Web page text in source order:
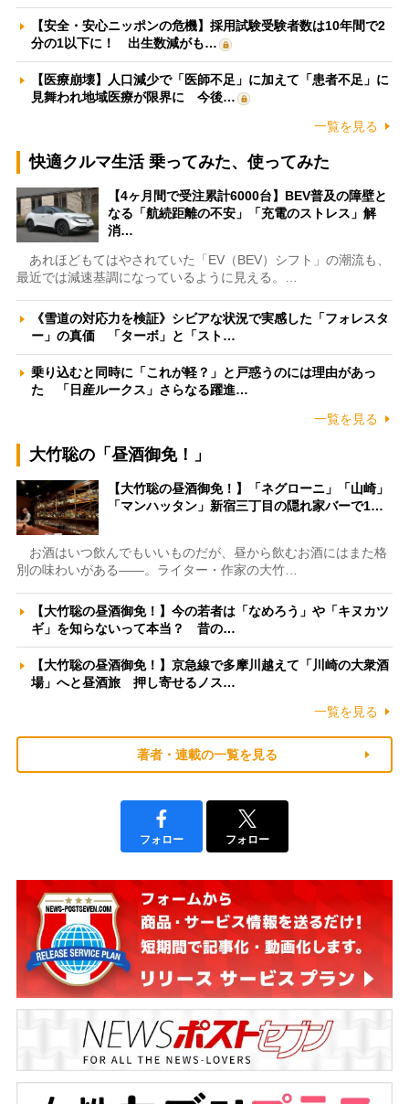
【安全・安心ニッポンの危機】採用試験受験者数は10年間で2
分の1以下に！ 出生数減がも…
【医療崩壊】人口減少で「医師不足」に加えて「患者不足」に
見舞われ地域医療が限界に 今後…
一覧を見る
快適クルマ生活 乗ってみた、使ってみた
【4ヶ月間で受注累計6000台】BEV普及の障壁と
なる「航続距離の不安」「充電のストレス」解
消…
あれほどもてはやされていた「EV（BEV）シフト」の潮流も、
最近では減速基調になっているように見える。…
《雪道の対応力を検証》シビアな状況で実感した「フォレスタ
ー」の真価 「ターボ」と「スト…
乗り込むと同時に「これが軽？」と戸惑うのには理由があっ
た 「日産ルークス」さらなる躍進…
一覧を見る
大竹聡の「昼酒御免！」
【大竹聡の昼酒御免！】「ネグローニ」「山崎」
「マンハッタン」新宿三丁目の隠れ家バーで1…
お酒はいつ飲んでもいいものだが、昼から飲むお酒にはまた格
別の味わいがある――。ライター・作家の大竹…
【大竹聡の昼酒御免！】今の若者は「なめろう」や「キヌカツ
ギ」を知らないって本当？ 昔の…
【大竹聡の昼酒御免！】京急線で多摩川越えて「川崎の大衆酒
場」へと昼酒旅 押し寄せるノス…
一覧を見る
著者・連載の一覧を見る
フォロー フォロー